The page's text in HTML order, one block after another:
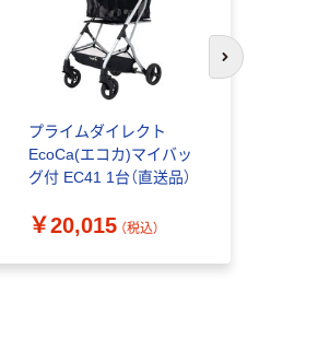
プライムダイレクト
EcoCa(エコカ)マイバッ
グ付 EC41 1台（直送品）
￥20,015 （税込）
次のスライド